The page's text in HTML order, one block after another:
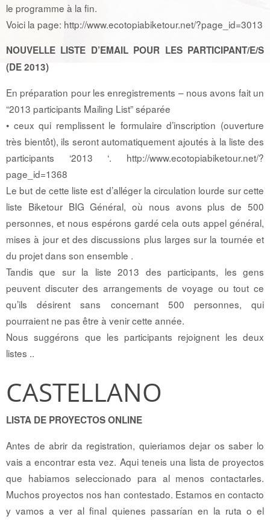
le programme à la fin.
Voici la page: http://www.ecotopiabiketour.net/?page_id=3013
NOUVELLE LISTE D’EMAIL POUR LES PARTICIPANT/E/S
(DE 2013)
En préparation pour les enregistrements – nous avons fait un
“2013 participants Mailing List” séparée
• ceux qui remplissent le formulaire d’inscription (ouverture
très bientôt), ils seront automatiquement ajoutés à la liste des
participants ‘2013 ‘. http://www.ecotopiabiketour.net/?
page_id=1368
Le but de cette liste est d’alléger la circulation lourde sur cette
liste Biketour BIG Général, où nous avons plus de 500
personnes, et nous espérons gardé cela outs appel général,
mises à jour et des discussions plus larges sur la tournée et
du projet dans son ensemble .
Tandis que sur la liste 2013 des participants, les gens
peuvent discuter des arrangements de voyage ou tout ce
qu’ils désirent sans concernant 500 personnes, qui
pourraient ne pas être à venir cette année.
Nous suggérons que les participants rejoignent les deux
listes ..
CASTELLANO
LISTA DE PROYECTOS ONLINE
Antes de abrir da registration, quieriamos dejar os saber lo
vais a encontrar esta vez. Aqui teneis una lista de proyectos
que habiamos seleccionado para al menos contactarles.
Muchos proyectos nos han contestado. Estamos en contacto
y vamos a ver al final quienes passarían en la ruta o el